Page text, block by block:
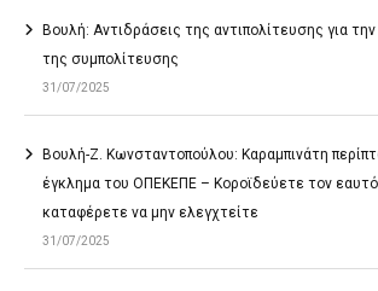
Βουλή: Αντιδράσεις της αντιπολίτευσης για
της συμπολίτευσης
31/07/2025
Βουλή-Ζ. Κωνσταντοπούλου: Καραμπινάτη
έγκλημα του ΟΠΕΚΕΠΕ – Κοροϊδεύετε τον
καταφέρετε να μην ελεγχτείτε
31/07/2025